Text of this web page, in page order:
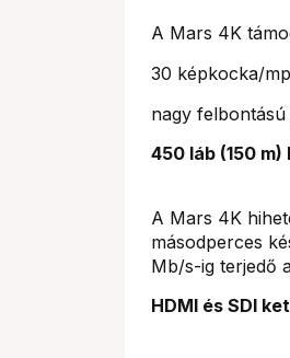
A Mars 4K
30 képkocka/
nagy felbontású
450 láb (150
A Mars 4K
másodperces
Mb/s-ig terjedő
HDMI és SDI